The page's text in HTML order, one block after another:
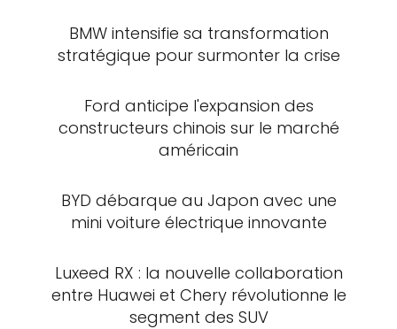
BMW intensifie sa transformation
stratégique pour surmonter la crise
Ford anticipe l'expansion des
constructeurs chinois sur le marché
américain
BYD débarque au Japon avec une
mini voiture électrique innovante
Luxeed RX : la nouvelle collaboration
entre Huawei et Chery révolutionne le
segment des SUV